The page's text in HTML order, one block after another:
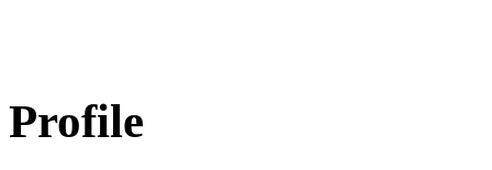
Profile